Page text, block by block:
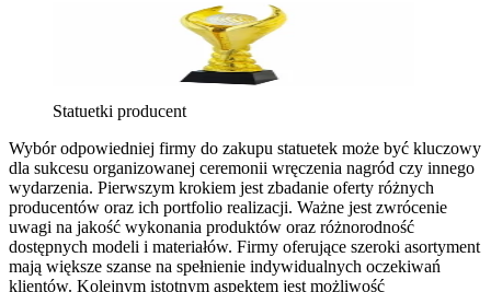
Statuetki producent
Wybór odpowiedniej firmy do zakupu statuetek może być kluczowy
dla sukcesu organizowanej ceremonii wręczenia nagród czy innego
wydarzenia. Pierwszym krokiem jest zbadanie oferty różnych
producentów oraz ich portfolio realizacji. Ważne jest zwrócenie
uwagi na jakość wykonania produktów oraz różnorodność
dostępnych modeli i materiałów. Firmy oferujące szeroki asortyment
mają większe szanse na spełnienie indywidualnych oczekiwań
klientów. Kolejnym istotnym aspektem jest możliwość